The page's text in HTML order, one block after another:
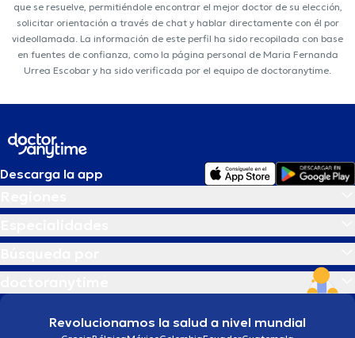
que se resuelve, permitiéndole encontrar el mejor doctor de su elección,
solicitar orientación a través de chat y hablar directamente con él por
videollamada. La información de este perfil ha sido recopilada con base
en fuentes de confianza, como la página personal de Maria Fernanda
Urrea Escobar y ha sido verificada por el equipo de doctoranytime.
Descarga la app
Revolucionamos la salud a nivel mundial